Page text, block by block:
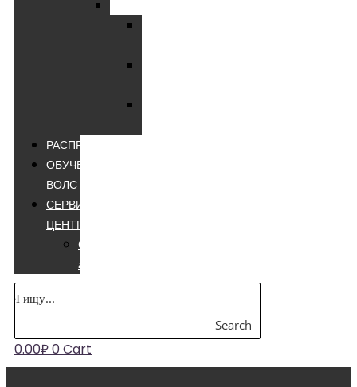
РАСПРОДАЖА
ОБУЧЕНИЕ
ВОЛС
СЕРВИСНЫЙ
ЦЕНТР
Сварочные
аппараты
Search
0.00₽0Cart